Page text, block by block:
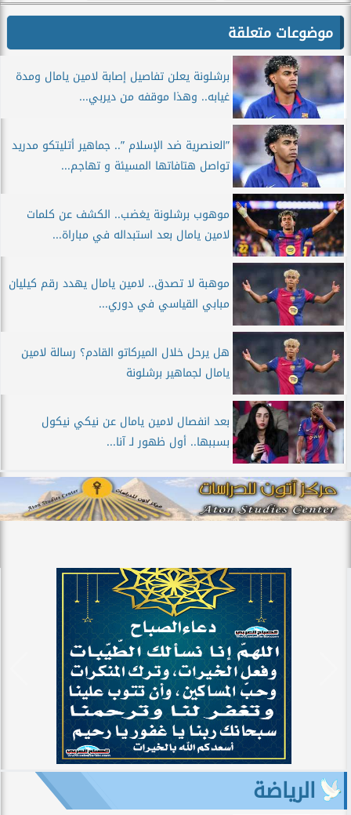
موضوعات متعلقة
برشلونة يعلن تفاصيل إصابة لامين يامال ومدة
غيابه.. وهذا موقفه من ديربي...
”العنصرية ضد الإسلام ”.. جماهير أتليتكو مدريد
تواصل هتافاتها المسيئة و تهاجم...
موهوب برشلونة يغضب.. الكشف عن كلمات
لامين يامال بعد استبداله في مباراة...
موهبة لا تصدق.. لامين يامال يهدد رقم كيليان
مبابي القياسي في دوري...
هل يرحل خلال الميركاتو القادم؟ رسالة لامين
يامال لجماهير برشلونة
بعد انفصال لامين يامال عن نيكي نيكول
بسببها.. أول ظهور لـ آنا...
الرياضة